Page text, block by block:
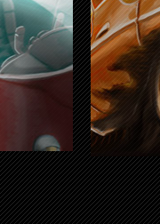
Gaz pod